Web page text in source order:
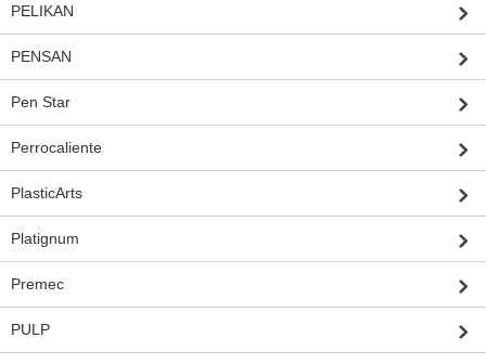
PELIKAN
PENSAN
Pen Star
Perrocaliente
PlasticArts
Platignum
Premec
PULP